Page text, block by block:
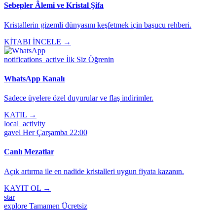
Sebepler Âlemi ve Kristal Şifa
Kristallerin gizemli dünyasını keşfetmek için başucu rehberi.
KİTABI İNCELE →
notifications_active İlk Siz Öğrenin
WhatsApp Kanalı
Sadece üyelere özel duyurular ve flaş indirimler.
KATIL →
local_activity
gavel Her Çarşamba 22:00
Canlı Mezatlar
Açık artırma ile en nadide kristalleri uygun fiyata kazanın.
KAYIT OL →
star
explore Tamamen Ücretsiz